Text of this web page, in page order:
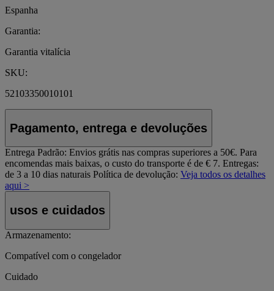
Espanha
Garantia:
Garantia vitalícia
SKU:
52103350010101
Pagamento, entrega e devoluções
Entrega Padrão: Envios grátis nas compras superiores a 50€. Para
encomendas mais baixas, o custo do transporte é de € 7. Entregas:
de 3 a 10 dias naturais Política de devolução: Veja todos os detalhes
aqui >
usos e cuidados
Armazenamento:
Compatível com o congelador
Cuidado